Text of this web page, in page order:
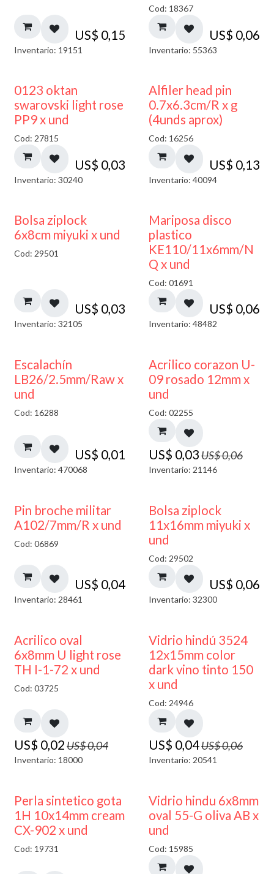
US$ 0,15
Inventario: 19151
Cod: 18367
US$ 0,06
Inventario: 55363
0123 oktan
swarovski light rose
PP9 x und
Cod: 27815
US$ 0,03
Inventario: 30240
Alfiler head pin
0.7x6.3cm/R x g
(4unds aprox)
Cod: 16256
US$ 0,13
Inventario: 40094
¡NUEVO!
Bolsa ziplock
6x8cm miyuki x und
Cod: 29501
US$ 0,03
Inventario: 32105
Mariposa disco
plastico
KE110/11x6mm/N
Q x und
Cod: 01691
US$ 0,06
Inventario: 48482
Escalachín
LB26/2.5mm/Raw x
und
Cod: 16288
US$ 0,01
Inventario: 470068
50% DESCUENTO
Acrilico corazon U-
09 rosado 12mm x
und
Cod: 02255
US$ 0,03US$0,06
Inventario: 21146
Pin broche militar
A102/7mm/R x und
Cod: 06869
US$ 0,04
Inventario: 28461
¡NUEVO!
Bolsa ziplock
11x16mm miyuki x
und
Cod: 29502
US$ 0,06
Inventario: 32300
50% DESCUENTO
Acrilico oval
6x8mm U light rose
TH I-1-72 x und
Cod: 03725
US$ 0,02US$0,04
Inventario: 18000
40% DESCUENTO
Vidrio hindú 3524
12x15mm color
dark vino tinto 150
x und
Cod: 24946
US$ 0,04US$0,06
Inventario: 20541
Perla sintetico gota
1H 10x14mm cream
CX-902 x und
Cod: 19731 50% DESCUENTO
Vidrio hindu 6x8mm
oval 55-G oliva AB x
und
Cod: 15985